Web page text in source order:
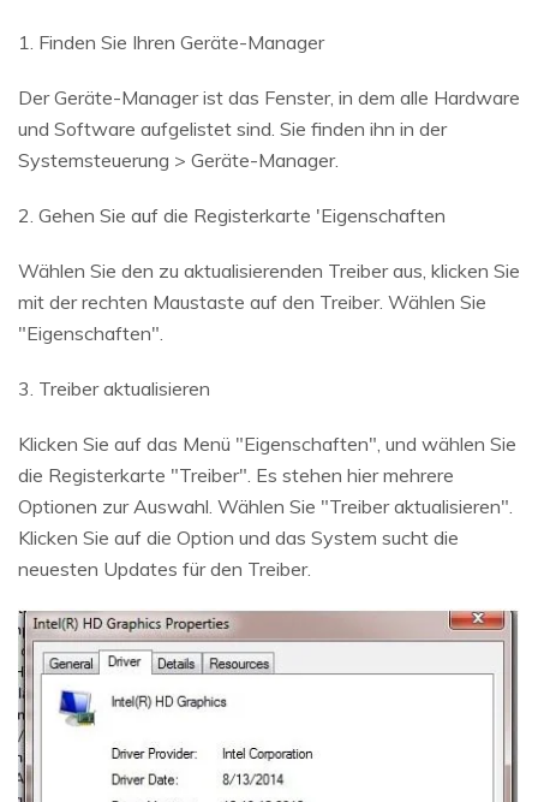
1. Finden Sie Ihren Geräte-Manager
Der Geräte-Manager ist das Fenster, in dem alle Hardware
und Software aufgelistet sind. Sie finden ihn in der
Systemsteuerung > Geräte-Manager.
2. Gehen Sie auf die Registerkarte 'Eigenschaften
Wählen Sie den zu aktualisierenden Treiber aus, klicken Sie
mit der rechten Maustaste auf den Treiber. Wählen Sie
"Eigenschaften".
3. Treiber aktualisieren
Klicken Sie auf das Menü "Eigenschaften", und wählen Sie
die Registerkarte "Treiber". Es stehen hier mehrere
Optionen zur Auswahl. Wählen Sie "Treiber aktualisieren".
Klicken Sie auf die Option und das System sucht die
neuesten Updates für den Treiber.